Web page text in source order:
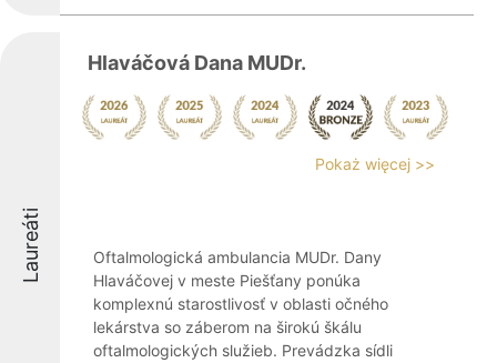
Laureáti
Hlaváčová Dana MUDr.
Pokaż więcej >>
Oftalmologická ambulancia MUDr. Dany
Hlaváčovej v meste Piešťany ponúka
komplexnú starostlivosť v oblasti očného
lekárstva so záberom na širokú škálu
oftalmologických služieb. Prevádzka sídli